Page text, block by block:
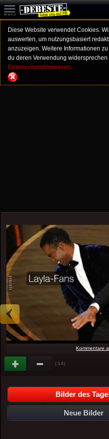
Diese Website verwendet Cookies.
auswerten, um nutzungsbasiert
anzuzeigen. Weitere Informationen
du deren Verwendung
Datenschutzhinweisen.
Kommentare
(-14)
Bilder des
Neue Bilder